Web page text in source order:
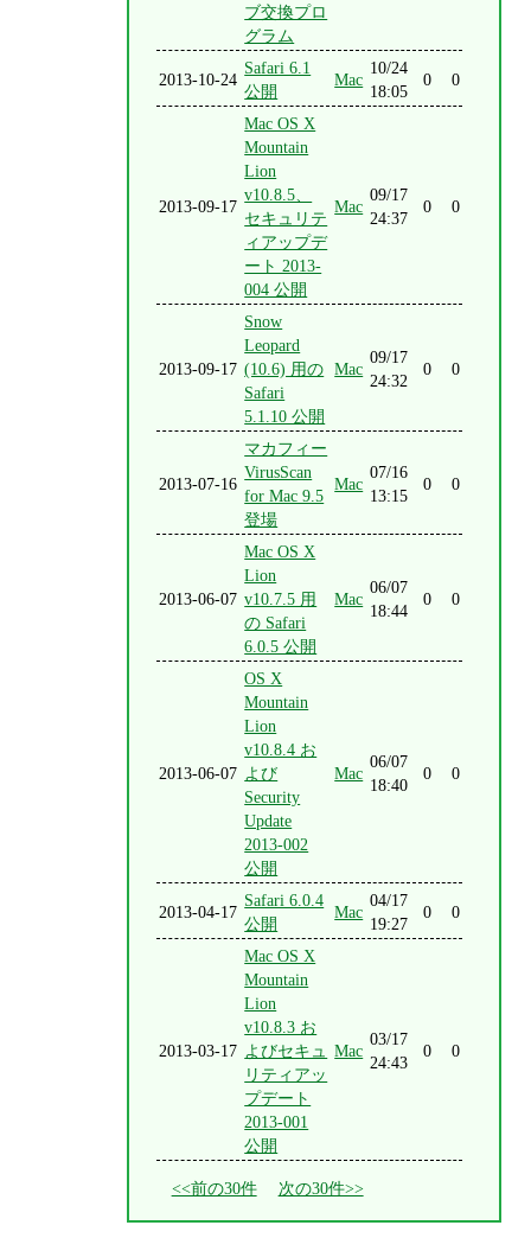
ブ交換プロ
グラム
2013-10-24
Safari 6.1
公開
Mac
10/24
18:05
0 0
2013-09-17
Mac OS X
Mountain
Lion
v10.8.5、
セキュリテ
ィアップデ
ート 2013-
004 公開
Mac
09/17
24:37
0 0
2013-09-17
Snow
Leopard
(10.6) 用の
Safari
5.1.10 公開
Mac
09/17
24:32
0 0
2013-07-16
マカフィー
VirusScan
for Mac 9.5
登場
Mac
07/16
13:15
0 0
2013-06-07
Mac OS X
Lion
v10.7.5 用
の Safari
6.0.5 公開
Mac
06/07
18:44
0 0
2013-06-07
OS X
Mountain
Lion
v10.8.4 お
よび
Security
Update
2013-002
公開
Mac
06/07
18:40
0 0
2013-04-17
Safari 6.0.4
公開
Mac
04/17
19:27
0 0
2013-03-17
Mac OS X
Mountain
Lion
v10.8.3 お
よびセキュ
リティアッ
プデート
2013-001
公開
Mac
03/17
24:43
0 0
<<前の30件 次の30件>>